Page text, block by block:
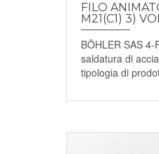
FILO
M21(C1) 3)
BÖHLER SAS
saldatura di
tipologia di